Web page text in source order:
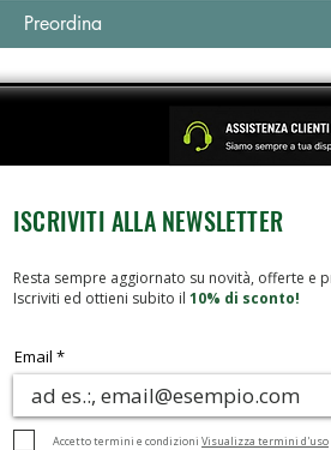
Preordina
Email
Accetto termini e condizioni Visualizza termini d'uso
ISCRIVITI ALLA NEWSLETTER
Resta sempre aggiornato su novità, offerte e
Iscriviti ed ottieni subito il 10% di sconto!